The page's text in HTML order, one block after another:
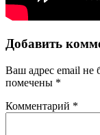
Добавить
Ваш адрес email не
помечены *
Комментарий *